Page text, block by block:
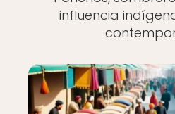
influencia